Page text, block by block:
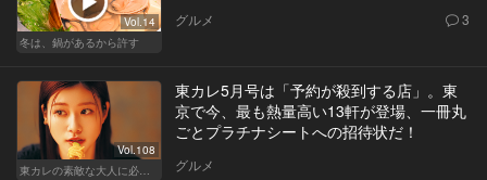
Vol.14
冬は、鍋があるから許す
グルメ 3
Vol.108
東カレの素敵な大人に必要なこと
東カレ5月号は「予約が殺到する店」。東
京で今、最も熱量高い13軒が登場、一冊丸
ごとプラチナシートへの招待状だ！
グルメ